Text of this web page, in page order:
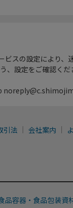
スの設定により
、設定をご確認くだ
引法 会社案内
品容器・食品包装資